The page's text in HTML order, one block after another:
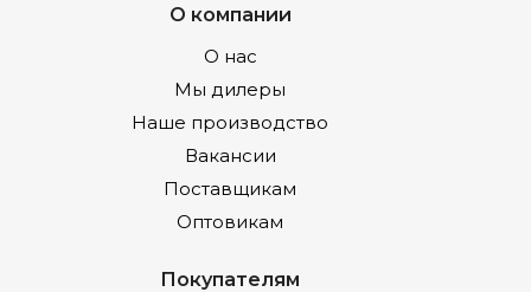
О компании
О нас
Мы дилеры
Наше производство
Вакансии
Поставщикам
Оптовикам
Покупателям